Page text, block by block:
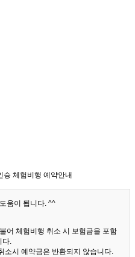
승 체험비행 예약안내
움이 됩니다. ^^
어 체험비행 취소 시 보험금을 포함
다.
소시 예약금은 반환되지 않습니다.